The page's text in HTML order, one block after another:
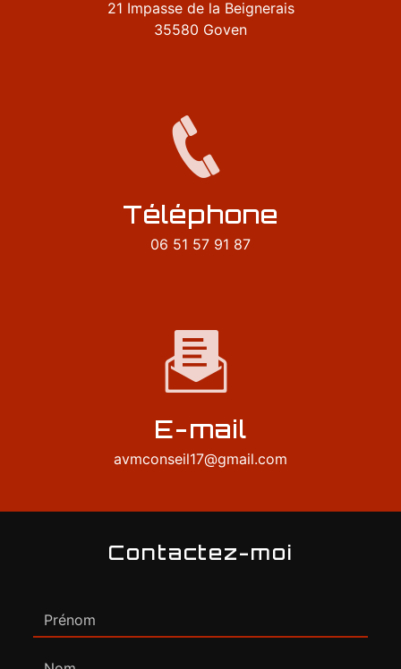
21 Impasse de la Beignerais
35580 Goven
Téléphone
06 51 57 91 87
E-mail
avmconseil17@gmail.com
Contactez-moi